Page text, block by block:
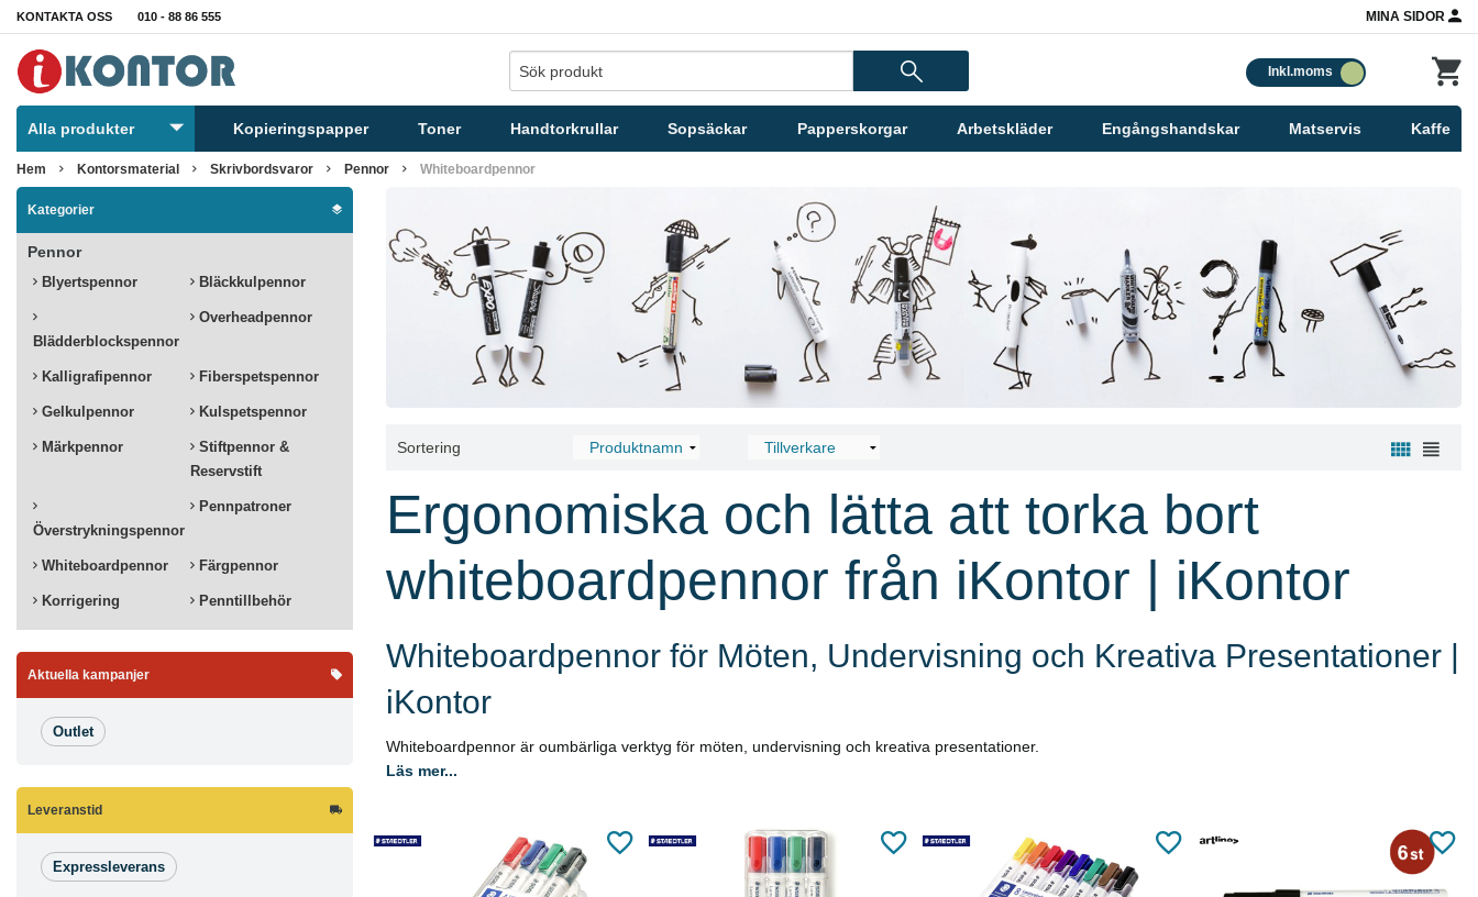
KONTAKTA OSS 010 - 88 86 555 MINA SIDOR
Inkl.moms
Alla produkter Kopieringspapper Toner Handtorkrullar Sopsäckar Papperskorgar Arbetskläder Engångshandskar Matservis Kaffe
Hem Kontorsmaterial Skrivbordsvaror Pennor Whiteboardpennor
Kategorier
Pennor
Blyertspennor Bläckkulpennor
Blädderblockspennor
Overheadpennor
Kalligrafipennor Fiberspetspennor
Gelkulpennor Kulspetspennor
Märkpennor
Stiftpennor &
Reservstift
Överstrykningspennor
Pennpatroner
Whiteboardpennor Färgpennor
Korrigering Penntillbehör
Aktuella kampanjer
Outlet
Leveranstid
Expressleverans
Sortering
Ergonomiska och lätta att torka bort
whiteboardpennor från iKontor | iKontor
Whiteboardpennor för Möten, Undervisning och Kreativa Presentationer |
iKontor
Whiteboardpennor är oumbärliga verktyg för möten, undervisning och kreativa presentationer.
Läs mer...